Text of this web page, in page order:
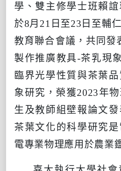
學、雙主修學士班賴
於8月 21 日至23 日至輔
教育聯合會議，共同發
製作推廣教具-茶乳現
臨界光學性質與茶葉
象研究，榮獲2023年
生及教師組壁報論文
茶葉文化的科學研究
電專業物理應用於農業